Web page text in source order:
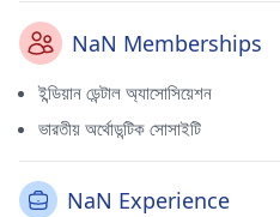
NaN Memberships
ইন্ডিয়ান ডেন্টাল অ্যাসোসিয়েশন
ভারতীয় অর্থোডন্টিক সোসাইটি
NaN Experience